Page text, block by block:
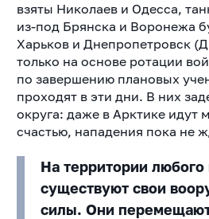
взяты Николаев и Одесса,
из-под Брянска и Воронежа
Харьков и Днепропетровск
только на основе ротации
по завершению плановых
проходят в эти дни. В них
округа: даже в Арктике идут
счастью, нападения пока не
На территории любого
существуют свои
силы. Они